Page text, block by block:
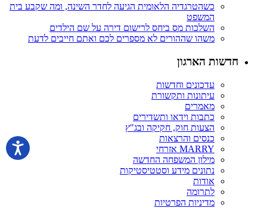
כשהטרגדיה הלאומית הגיעה לחדר השינה, ומה שקבע בית
המשפט
השלכות מס ביחס לרישום דירה על שם הילדים
משהו שההורים לא מספרים לכם ואתם חייבים לדעת
חדשות הארגון
עדכונים וחדשות
עיתונות ותקשורת
מאמרים
כתבות וידאו ותשדירים
הצעות חוק, חקיקה ובג"ץ
כנסים והרצאות
MARRY אזרחי
מילון המשפחה החדשה
נתונים מידע וסטטיסטיקות
אודות
לתרומה
מדיניות הפרטיות